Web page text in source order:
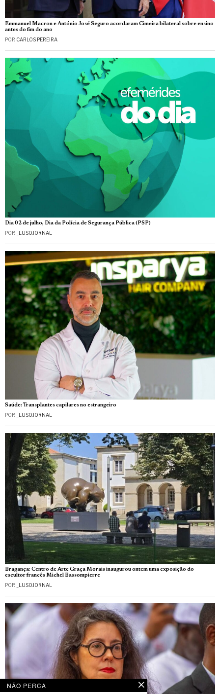
Emmanuel Macron e António José Seguro acordaram Cimeira bilateral sobre ensino
antes do fim do ano
POR CARLOS PEREIRA
Dia 02 de julho, Dia da Polícia de Segurança Pública (PSP)
POR _LUSOJORNAL
Saúde: Transplantes capilares no estrangeiro
POR _LUSOJORNAL
Bragança: Centro de Arte Graça Morais inaugurou ontem uma exposição do
escultor francês Michel Bassompierre
POR _LUSOJORNAL
NÃO PERCA